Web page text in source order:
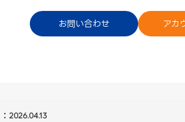
お問い合わせ アカ
ご利用中のお客様へ
2026.04.13